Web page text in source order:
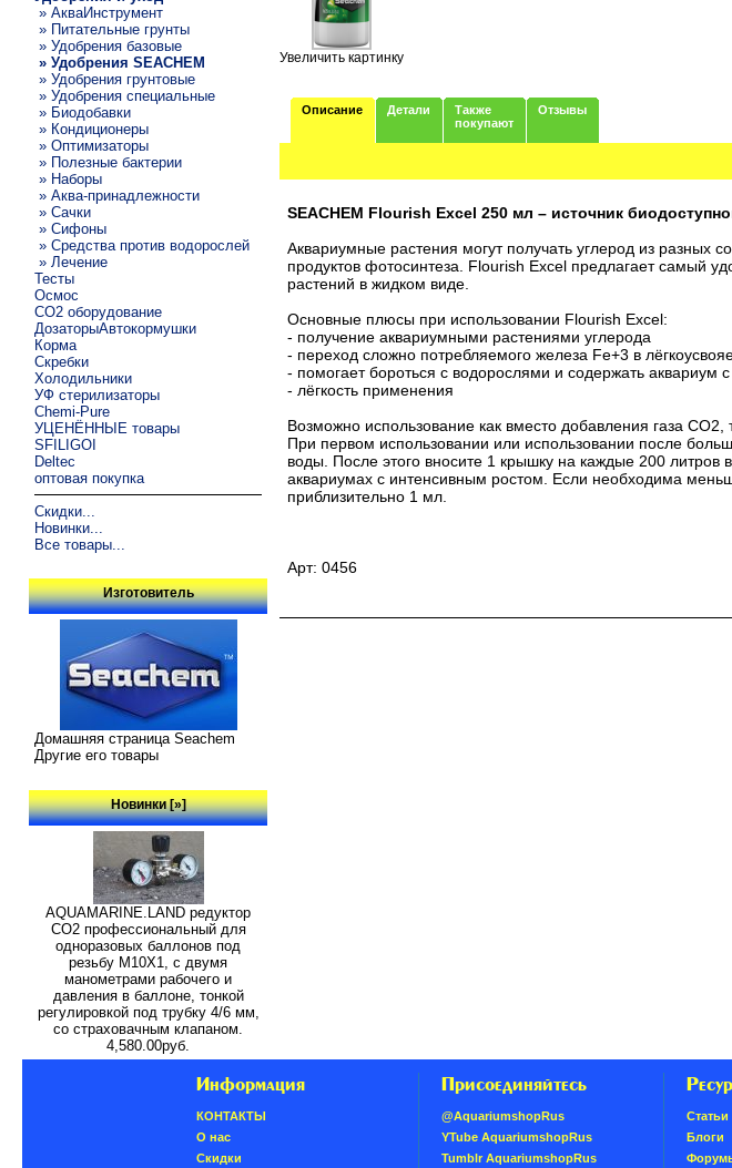
» АкваИнструмент
» Питательные грунты
» Удобрения базовые
» Удобрения SEACHEM
» Удобрения грунтовые
» Удобрения специальные
» Биодобавки
» Кондиционеры
» Оптимизаторы
» Полезные бактерии
» Наборы
» Аква-принадлежности
» Сачки
» Сифоны
» Средства против водорослей
» Лечение
Тесты
Осмос
CO2 оборудование
ДозаторыАвтокормушки
Корма
Скребки
Холодильники
УФ стерилизаторы
Chemi-Pure
УЦЕНЁННЫЕ товары
SFILIGOI
Deltec
оптовая покупка
Скидки...
Новинки...
Все товары...
Изготовитель
Домашняя страница Seachem
Другие его товары
Новинки [»]
AQUAMARINE.LAND редуктор
СО2 профессиональный для
одноразовых баллонов под
резьбу M10X1, с двумя
манометрами рабочего и
давления в баллоне, тонкой
регулировкой под трубку 4/6 мм,
со страховачным клапаном.
4,580.00руб.
Увеличить картинку
Описание Детали
Также
покупают
Отзывы
SEACHEM Flourish Excel 250 мл – источник
Аквариумные растения могут получать углерод из
продуктов фотосинтеза. Flourish Excel предлагает самый
растений в жидком виде.
Основные плюсы при использовании Flourish Excel:
- получение аквариумными растениями углерода
- переход сложно потребляемого железа Fe+3 в
- помогает бороться с водорослями и содержать аквариум
- лёгкость применения
Возможно использование как вместо добавления газа СО2,
При первом использовании или использовании после
воды. После этого вносите 1 крышку на каждые 200
аквариумах с интенсивным ростом. Если необходима
приблизительно 1 мл.
Арт: 0456
Информация
КОНТАКТЫ
О нас
Скидки
Присоединяйтесь
@AquariumshopRus
YTube AquariumshopRus
Tumblr AquariumshopRus
Статьи
Блоги